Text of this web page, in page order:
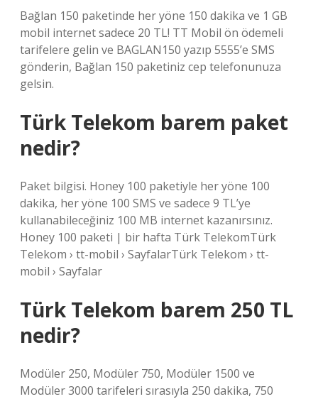
Bağlan 150 paketinde her yöne 150 dakika ve 1 GB
mobil internet sadece 20 TL! TT Mobil ön ödemeli
tarifelere gelin ve BAGLAN150 yazıp 5555’e SMS
gönderin, Bağlan 150 paketiniz cep telefonunuza
gelsin.
Türk Telekom barem paket
nedir?
Paket bilgisi. Honey 100 paketiyle her yöne 100
dakika, her yöne 100 SMS ve sadece 9 TL’ye
kullanabileceğiniz 100 MB internet kazanırsınız.
Honey 100 paketi | bir hafta Türk TelekomTürk
Telekom › tt-mobil › SayfalarTürk Telekom › tt-
mobil › Sayfalar
Türk Telekom barem 250 TL
nedir?
Modüler 250, Modüler 750, Modüler 1500 ve
Modüler 3000 tarifeleri sırasıyla 250 dakika, 750